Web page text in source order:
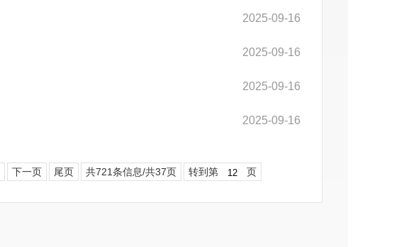
2025-09-16
2025-09-16
2025-09-16
2025-09-16
下一页 尾页 共721条信息/共37页 转到第 页